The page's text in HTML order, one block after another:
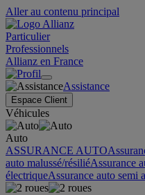
Aller au contenu principal
Particulier
Professionnels
Allianz en France
Assistance
Espace Client
Véhicules
Auto
ASSURANCE AUTO
auto malussé/résiliéAssurance
électriqueAssurance auto semi